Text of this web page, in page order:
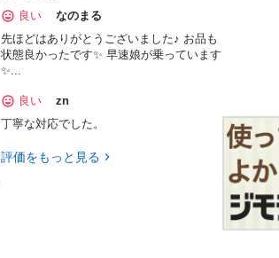
良い
なのまる
先ほどはありがとうございました♪ お品も
状態良かったです✨ 早速娘が乗っています
✨...
良い
zn
丁寧な対応でした。
評価をもっと見る